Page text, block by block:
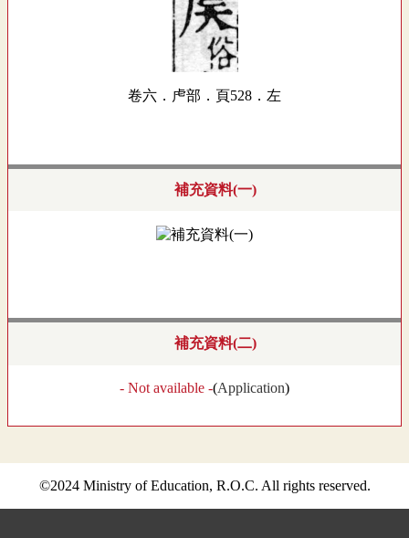
卷六．虍部．頁528．左
補充資料(一)
補充資料(二)
- Not available -(Application)
©2024 Ministry of Education, R.O.C. All rights reserved.